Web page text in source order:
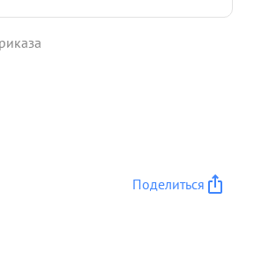
а искал обходные пути,
Поделиться